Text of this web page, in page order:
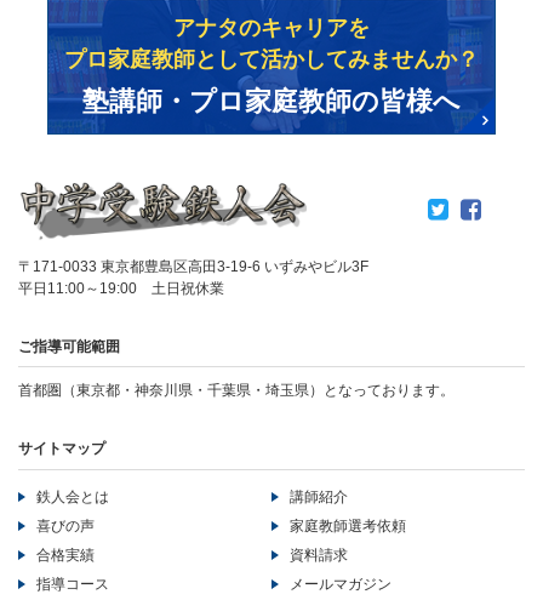
〒171-0033 東京都豊島区高田3-19-6 いずみやビル3F
平日11:00～19:00 土日祝休業
ご指導可能範囲
首都圏（東京都・神奈川県・千葉県・埼玉県）となっております。
サイトマップ
鉄人会とは
喜びの声
合格実績
指導コース
講師紹介
家庭教師選考依頼
資料請求
メールマガジン
アナタのキャリアを
プロ家庭教師として活かしてみませんか？
塾講師・プロ家庭教師の皆様へ